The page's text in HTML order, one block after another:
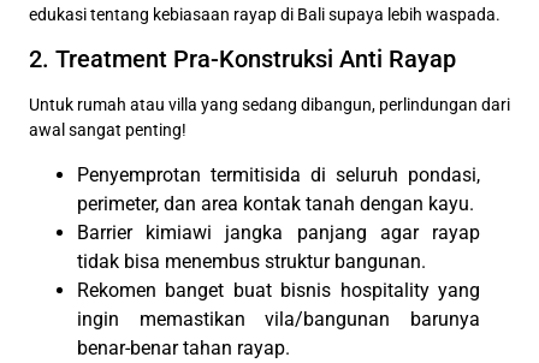
edukasi tentang kebiasaan rayap di Bali supaya lebih waspada.
2. Treatment Pra-Konstruksi Anti Rayap
Untuk rumah atau villa yang sedang dibangun, perlindungan dari
awal sangat penting!
Penyemprotan termitisida di seluruh pondasi,
perimeter, dan area kontak tanah dengan kayu.
Barrier kimiawi jangka panjang agar rayap
tidak bisa menembus struktur bangunan.
Rekomen banget buat bisnis hospitality yang
ingin memastikan vila/bangunan barunya
benar-benar tahan rayap.